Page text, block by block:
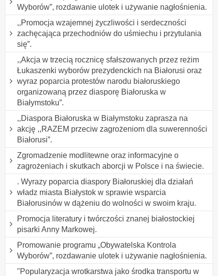
Wyborów”, rozdawanie ulotek i używanie nagłośnienia.
,,Promocja wzajemnej życzliwości i serdeczności
zachęcająca przechodniów do uśmiechu i przytulania
się”.
,,Akcja w trzecią rocznicę sfałszowanych przez reżim
Łukaszenki wyborów prezydenckich na Białorusi oraz
wyraz poparcia protestów narodu białoruskiego
organizowaną przez diasporę Białoruska w
Białymstoku”.
,,Diaspora Białoruska w Białymstoku zaprasza na
akcję ,,RAZEM przeciw zagrożeniom dla suwerenności
Białorusi”.
Zgromadzenie modlitewne oraz informacyjne o
zagrożeniach i skutkach aborcji w Polsce i na świecie.
. Wyrazy poparcia diaspory Białoruskiej dla działań
władz miasta Białystok w sprawie wsparcia
Białorusinów w dążeniu do wolności w swoim kraju.
Promocja literatury i twórczości znanej białostockiej
pisarki Anny Markowej.
Promowanie programu „Obywatelska Kontrola
Wyborów”, rozdawanie ulotek i używanie nagłośnienia.
"Popularyzacja wrotkarstwa jako środka transportu w